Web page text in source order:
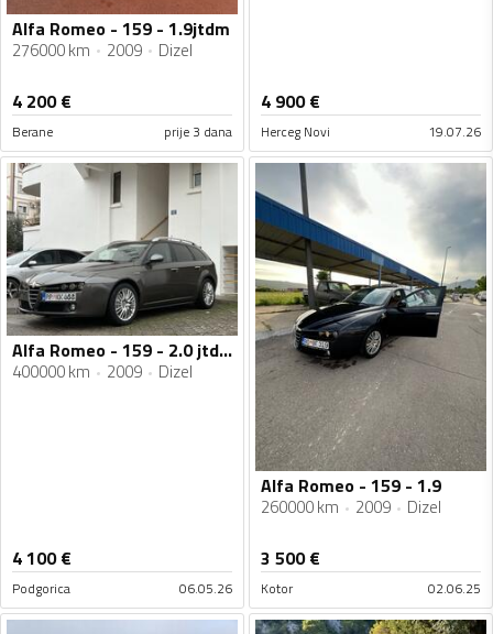
Alfa Romeo - 159 - 1.9jtdm
276000 km 2009 Dizel
4 200€
Berane prije 3 dana
4 900€
Herceg Novi 19.07.26
Alfa Romeo - 159 - 2.0 jtdm
400000 km 2009 Dizel
4 100€
Podgorica 06.05.26
Alfa Romeo - 159 - 1.9
260000 km 2009 Dizel
3 500€
Kotor 02.06.25